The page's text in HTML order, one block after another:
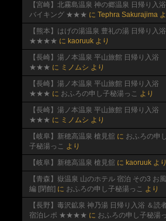
【宮崎】北霧島温泉 神の郷温泉 日帰り入
バイキング ★★★ に Tephra Sakurajima
【熊本】はげの湯温泉 豊礼の湯 日帰り入浴
★★★★ に kaoruuk より
【長崎】湯ノ本温泉 平山旅館 日帰り入浴
★★★ に ミノムシ より
【長崎】湯ノ本温泉 平山旅館 日帰り入浴
★★★ に おふろの申し子秘湯っこ より
【長崎】湯ノ本温泉 平山旅館 日帰り入浴
★★★ に ミノムシ より
【岐阜】新穂高温泉 槍見舘 に おふろの申し
子秘湯っこ より
【岐阜】新穂高温泉 槍見舘 に kaoruuk より
【青森】嶽温泉 山のホテル 宿泊 その3 お
編 [閉館] に おふろの申し子秘湯っこ より
【長野】毒沢鉱泉 神乃湯 日帰り入浴 ＆読
宿泊レポ ★★★★ に おふろの申し子秘湯っ